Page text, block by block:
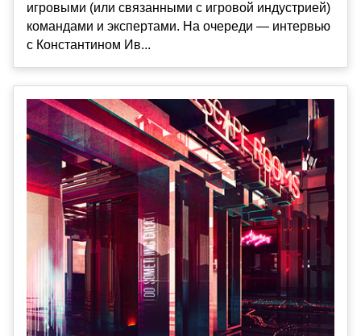
игровыми (или связанными с игровой индустрией)
командами и экспертами. На очереди — интервью
с Константином Ив...